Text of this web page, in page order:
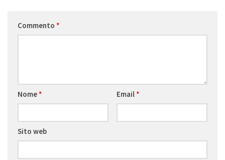
Commento *
Nome* Email*
Sito web